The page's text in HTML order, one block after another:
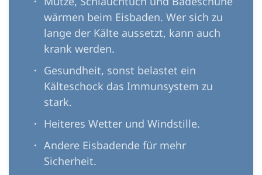
wärmen beim Eisbaden. Wer sich zu
lange der Kälte aussetzt, kann auch
krank werden.
Gesundheit, sonst belastet ein
Kälteschock das Immunsystem zu
stark.
Heiteres Wetter und Windstille.
Andere Eisbadende für mehr
Sicherheit.